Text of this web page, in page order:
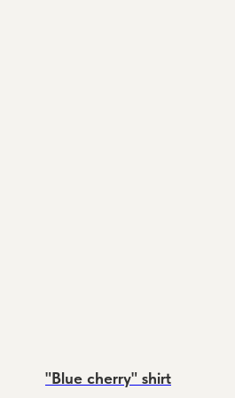
"Blue cherry" shirt